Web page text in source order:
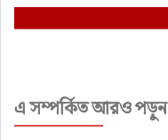
এ সম্পর্কিত আরও পড়ুন